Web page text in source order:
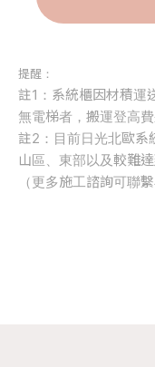
提醒：
註1：系統櫃因材積運
無電梯者，搬運登高費
註2：目前日光北歐系
山區、東部以及較難
（更多施工諮詢可聯